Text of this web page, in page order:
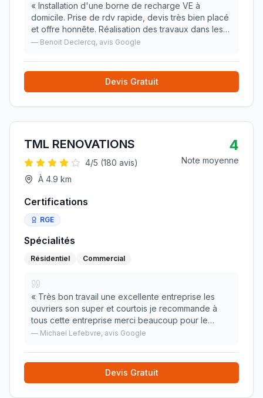
« Installation d'une borne de recharge VE à
domicile. Prise de rdv rapide, devis très bien placé
et offre honnête. Réalisation des travaux dans les
délais souhaités par une équipe professionnelle et
— Benoit Declercq, avis Google
Devis Gratuit
TML RENOVATIONS
4/5 (180 avis)
À 4.9 km
4
Note moyenne
Certifications
RGE
Spécialités
Résidentiel Commercial
« Très bon travail une excellente entreprise les
ouvriers son super et courtois je recommande à
tous cette entreprise merci beaucoup pour le
travail que vous avez effectué chez moi
— Michael Lefebvre, avis Google
Devis Gratuit